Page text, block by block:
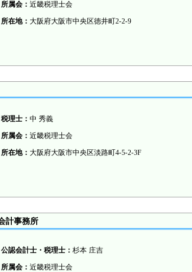
所属会： 近畿税理士会
所在地： 大阪府大阪市中央区徳井町2-2-9
税理士： 中 秀義
所属会： 近畿税理士会
所在地： 大阪府大阪市中央区淡路町4-5-2-3F
計事務所
公認会計士・税理士： 杉本 庄吉
所属会： 近畿税理士会